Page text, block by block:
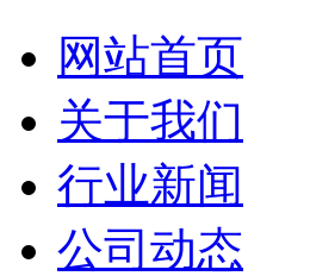
网站首页
关于我们
行业新闻
公司动态